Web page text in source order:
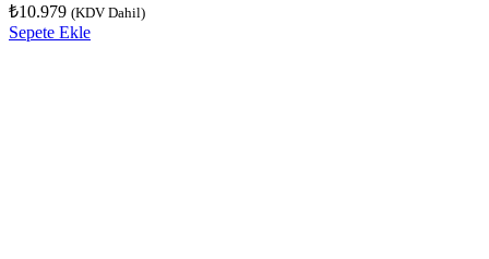
₺10.979 (KDV Dahil)
Sepete Ekle